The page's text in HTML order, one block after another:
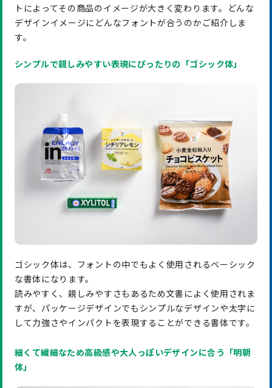
トによってその商品のイメージが大きく変わります。どんな
デザインイメージにどんなフォントが合うのかご紹介しま
す。
シンプルで親しみやすい表現にぴったりの「ゴシック体」
ゴシック体は、フォントの中でもよく使用されるベーシック
な書体になります。
読みやすく、親しみやすさもあるため文書によく使用されま
すが、パッケージデザインでもシンプルなデザインや太字に
して力強さやインパクトを表現することができる書体です。
細くて繊細なため高級感や大人っぽいデザインに合う「明朝
体」